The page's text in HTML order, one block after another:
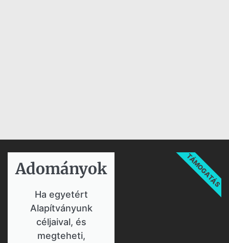
Adományok​
Ha egyetért
Alapítványunk
céljaival, és
megteheti,
TÁMOGATÁS